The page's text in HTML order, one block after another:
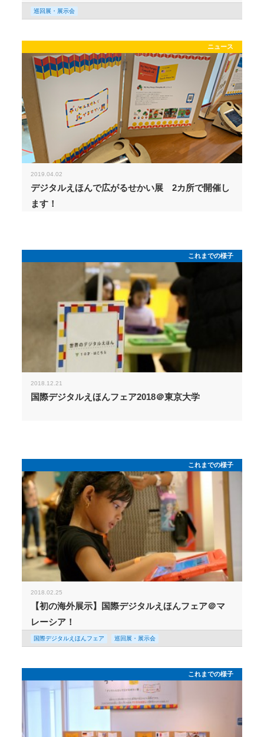
巡回展・展示会
ニュース
2019.04.02
デジタルえほんで広がるせかい展 2カ所で開催し
ます！
これまでの様子
2018.12.21
国際デジタルえほんフェア2018＠東京大学
これまでの様子
2018.02.25
【初の海外展示】国際デジタルえほんフェア＠マ
レーシア！
国際デジタルえほんフェア 巡回展・展示会
これまでの様子